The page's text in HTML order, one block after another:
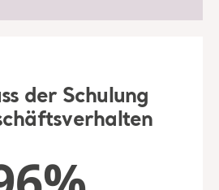
der Schulung